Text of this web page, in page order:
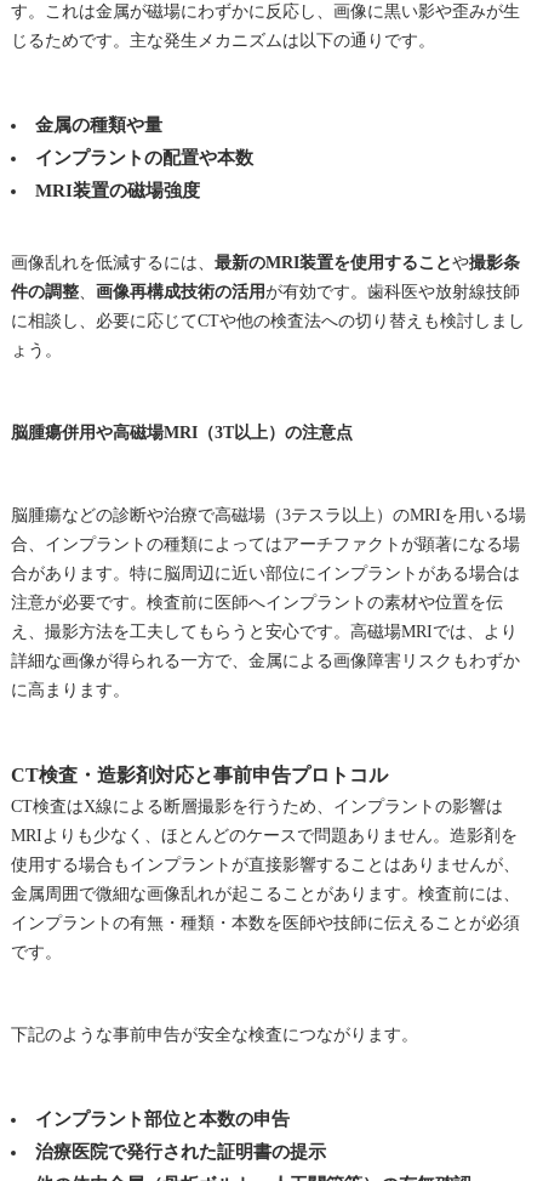
す。これは金属が磁場にわずかに反応し、画像に黒い影や歪みが生
じるためです。主な発生メカニズムは以下の通りです。
金属の種類や量
インプラントの配置や本数
MRI装置の磁場強度
画像乱れを低減するには、 最新のMRI装置を使用することや撮影条
件の調整、 画像再構成技術の活用が有効です。歯科医や放射線技師
に相談し、必要に応じてCTや他の検査法への切り替えも検討しまし
ょう。
脳腫瘍併用や高磁場MRI（3T以上）の注意点
脳腫瘍などの診断や治療で高磁場（3テスラ以上）のMRIを用いる場
合、インプラントの種類によってはアーチファクトが顕著になる場
合があります。特に脳周辺に近い部位にインプラントがある場合は
注意が必要です。検査前に医師へインプラントの素材や位置を伝
え、撮影方法を工夫してもらうと安心です。高磁場MRIでは、より
詳細な画像が得られる一方で、金属による画像障害リスクもわずか
に高まります。
CT検査・造影剤対応と事前申告プロトコル
CT検査はX線による断層撮影を行うため、インプラントの影響は
MRIよりも少なく、ほとんどのケースで問題ありません。造影剤を
使用する場合もインプラントが直接影響することはありませんが、
金属周囲で微細な画像乱れが起こることがあります。検査前には、
インプラントの有無・種類・本数を医師や技師に伝えることが必須
です。
下記のような事前申告が安全な検査につながります。
インプラント部位と本数の申告
治療医院で発行された証明書の提示